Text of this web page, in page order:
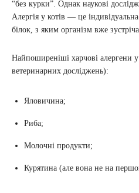
“без курки”. Однак наукові
Алергія у котів — це
білок, з яким організм вже
Найпоширеніші харчові алергени у
ветеринарних досліджень):
Яловичина;
Риба;
Молочні продукти;
Курятина (але вона не на